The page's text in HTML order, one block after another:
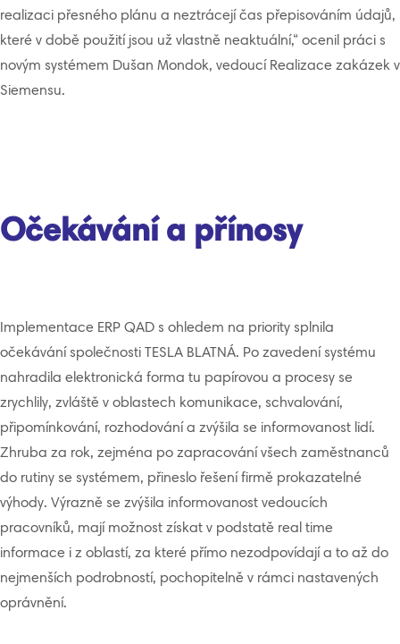
realizaci přesného plánu a neztrácejí čas přepisováním údajů,
které v době použití jsou už vlastně neaktuální,“ ocenil práci s
novým systémem Dušan Mondok, vedoucí Realizace zakázek v
Siemensu.
Očekávání a přínosy
Implementace ERP QAD s ohledem na priority splnila
očekávání společnosti TESLA BLATNÁ. Po zavedení systému
nahradila elektronická forma tu papírovou a procesy se
zrychlily, zvláště v oblastech komunikace, schvalování,
připomínkování, rozhodování a zvýšila se informovanost lidí.
Zhruba za rok, zejména po zapracování všech zaměstnanců
do rutiny se systémem, přineslo řešení firmě prokazatelné
výhody. Výrazně se zvýšila informovanost vedoucích
pracovníků, mají možnost získat v podstatě real time
informace i z oblastí, za které přímo nezodpovídají a to až do
nejmenších podrobností, pochopitelně v rámci nastavených
oprávnění.